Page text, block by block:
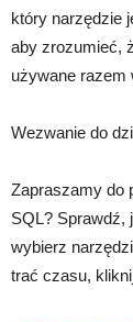
który narzędzie
aby zrozumieć,
używane razem
Wezwanie do
Zapraszamy do
SQL? Sprawdź,
wybierz
trać czasu,